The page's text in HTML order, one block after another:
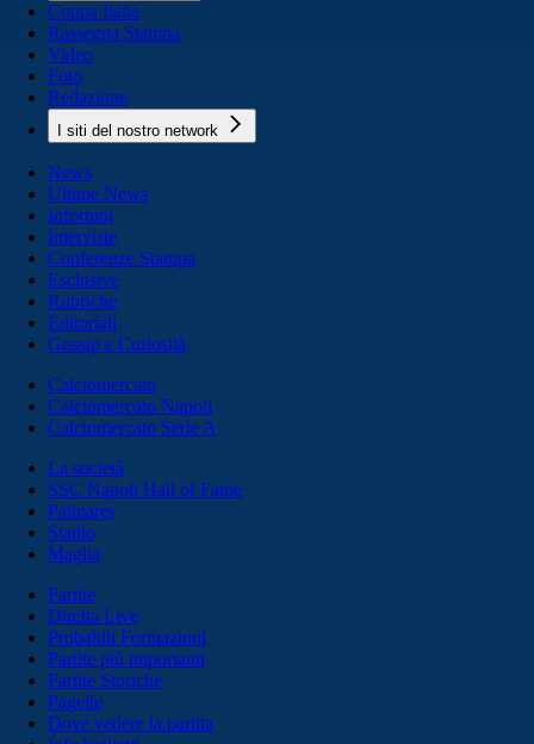
Coppa Italia
Rassegna Stampa
Video
Foto
Redazione
I siti del nostro network
News
Ultime News
Infortuni
Interviste
Conferenze Stampa
Esclusive
Rubriche
Editoriali
Gossip e Curiosità
Calciomercato
Calciomercato Napoli
Calciomercato Serie A
La società
SSC Napoli Hall of Fame
Palmares
Stadio
Maglia
Partite
Diretta Live
Probabili Formazioni
Partite più importanti
Partite Storiche
Pagelle
Dove vedere la partita